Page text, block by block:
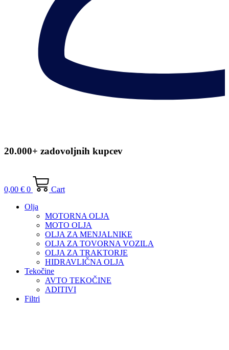
20.000+ zadovoljnih kupcev
0,00 € 0
Cart
Olja
MOTORNA OLJA
MOTO OLJA
OLJA ZA MENJALNIKE
OLJA ZA TOVORNA VOZILA
OLJA ZA TRAKTORJE
HIDRAVLIČNA OLJA
Tekočine
AVTO TEKOČINE
ADITIVI
Filtri